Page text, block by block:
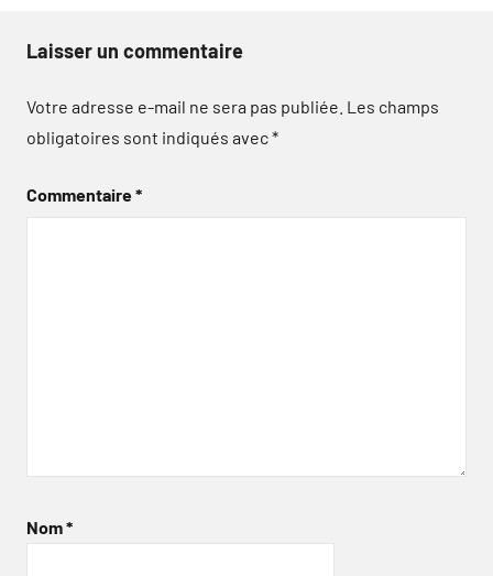
Laisser un commentaire
Votre adresse e-mail ne sera pas publiée. Les champs
obligatoires sont indiqués avec*
Commentaire*
Nom*